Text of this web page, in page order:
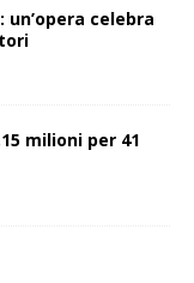
un’opera celebra
milioni per 41